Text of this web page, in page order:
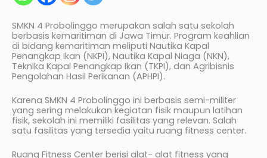
SMKN 4 Probolinggo merupakan salah satu sekolah
berbasis kemaritiman di Jawa Timur. Program keahlian
di bidang kemaritiman meliputi Nautika Kapal
Penangkap Ikan (NKPI), Nautika Kapal Niaga (NKN),
Teknika Kapal Penangkap Ikan (TKPI), dan Agribisnis
Pengolahan Hasil Perikanan (APHPI).
Karena SMKN 4 Probolinggo ini berbasis semi-militer
yang sering melakukan kegiatan fisik maupun latihan
fisik, sekolah ini memiliki fasilitas yang relevan. Salah
satu fasilitas yang tersedia yaitu ruang fitness center.
Ruang Fitness Center berisi alat- alat fitness yang